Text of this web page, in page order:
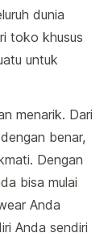
dunia
toko khusus
untuk
menarik. Dari
benar,
Dengan
bisa mulai
Anda
Anda sendiri